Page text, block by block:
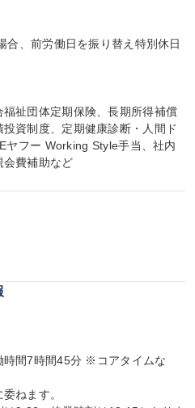
、前労働日を振り替え特別休日
祉団体定期保険、長期所得補償
資制度、定期健康診断・人間ド
ヤフー Working Style手当、社内
会費補助など
時間7時間45分 ※コアタイムな
ねます。